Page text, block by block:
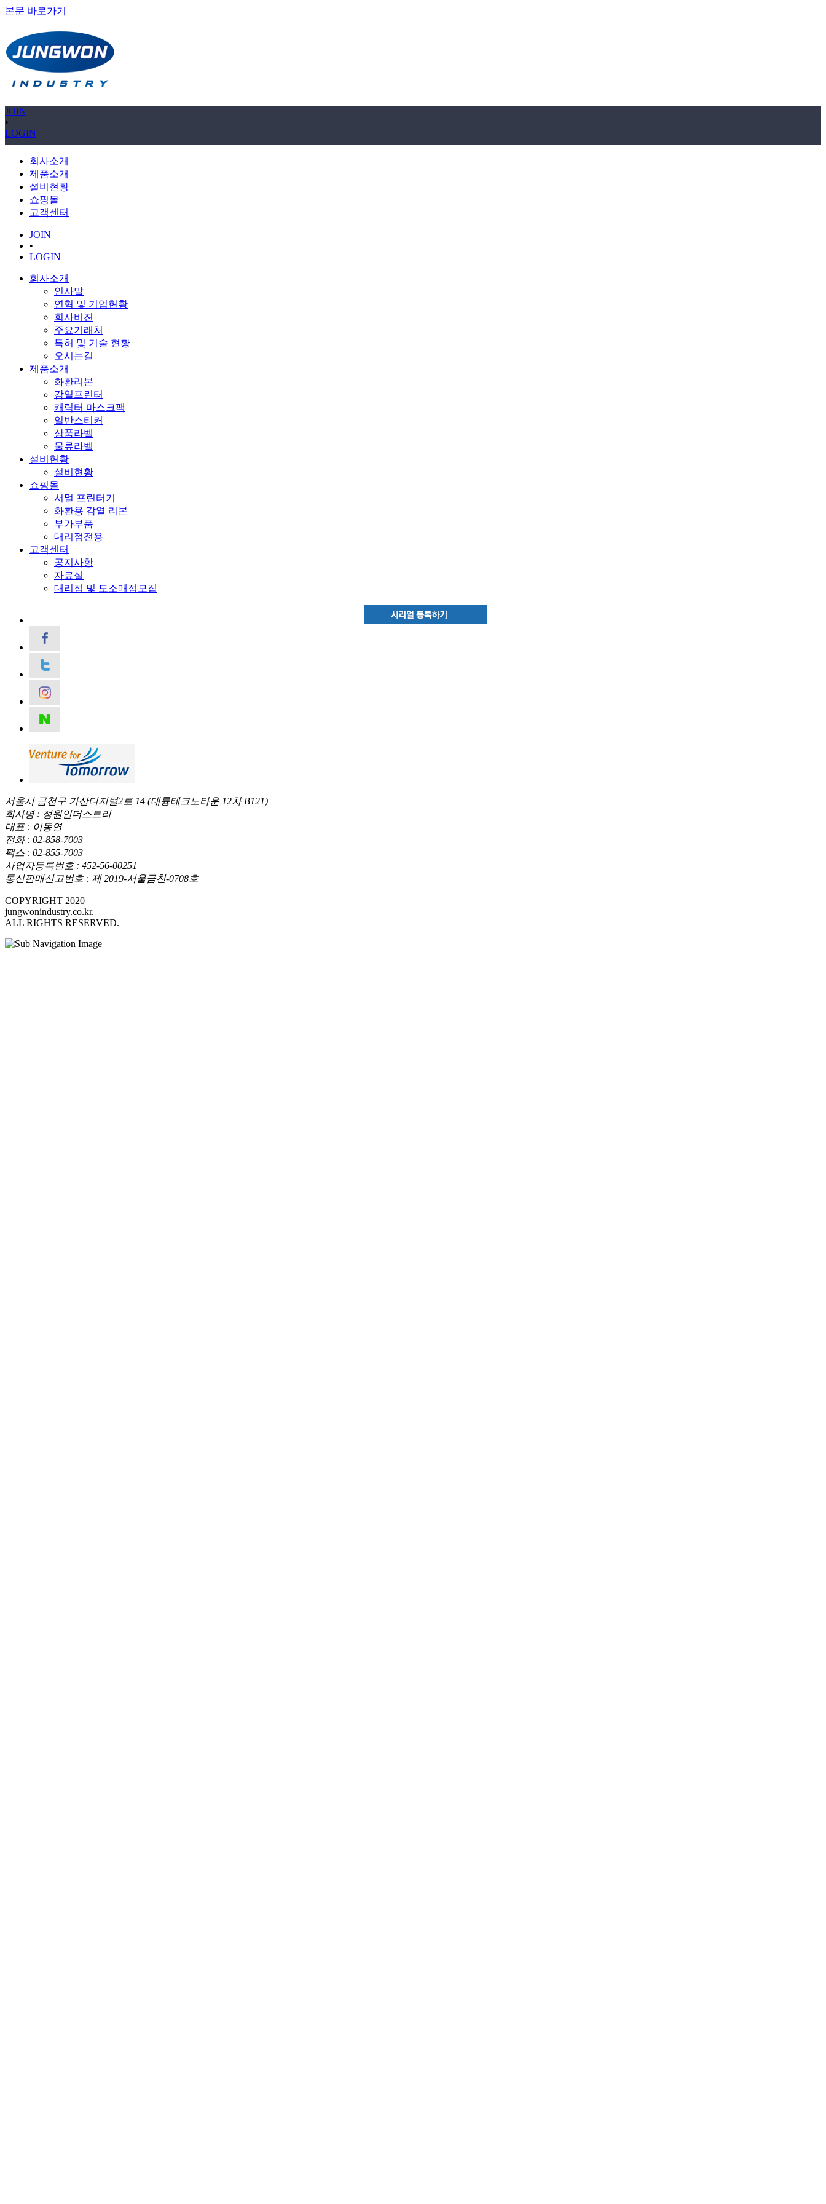
본문 바로가기
JOIN
•
LOGIN
회사소개
제품소개
설비현황
쇼핑몰
고객센터
JOIN
•
LOGIN
회사소개
인사말
연혁 및 기업현황
회사비젼
주요거래처
특허 및 기술 현황
오시는길
제품소개
화환리본
감열프린터
캐릭터 마스크팩
일반스티커
상품라벨
물류라벨
설비현황
설비현황
쇼핑몰
서멀 프린터기
화환용 감열 리본
부가부품
대리점전용
고객센터
공지사항
자료실
대리점 및 도소매점모집
서울시 금천구 가산디지털2로 14 (대륭테크노타운 12차 B121)
회사명 : 정원인더스트리
대표 : 이동연
전화 : 02-858-7003
팩스 : 02-855-7003
사업자등록번호 : 452-56-00251
통신판매신고번호 : 제 2019-서울금천-0708호
COPYRIGHT 2020
jungwonindustry.co.kr.
ALL RIGHTS RESERVED.